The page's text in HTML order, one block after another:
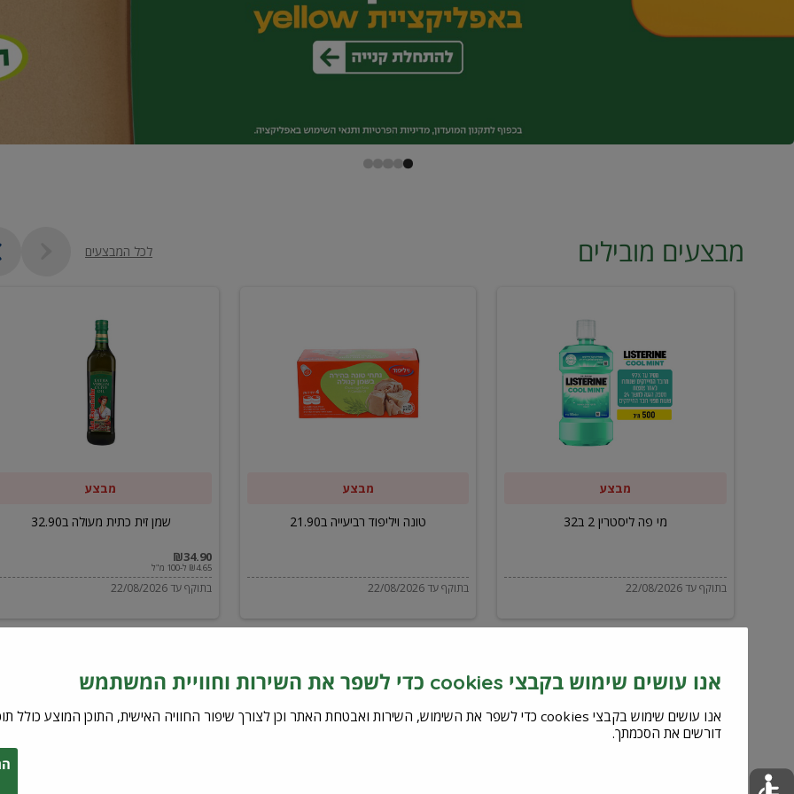
מבצעים מובילים לכל המבצעים
ליסטרין
מבצע
מי פה ליסטרין 2 ב32
בתוקף עד 22/08/2026
ויליפוד
רביעייה
מבצע
טונה ויליפוד רביעייה ב21.90
בתוקף עד 22/08/2026
מבצע
שמן זית כתית מעולה ב32.90
₪34.90
₪4.65 ל-100 מ"ל
בתוקף עד 22/08/2026
אנו עושים שימוש בקבצי cookies כדי לשפר את השירות וחוויית המשתמש
דורשים את הסכמתך.